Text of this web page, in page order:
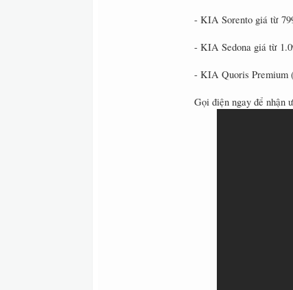
- KIA Sorento giá từ
- KIA Sedona giá từ
- KIA Quoris Premium
Gọi điện ngay để nhận